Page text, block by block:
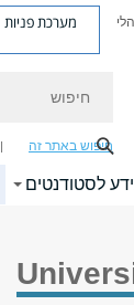
מערכת פניות
חיפוש באתר זה
לסטודנטים